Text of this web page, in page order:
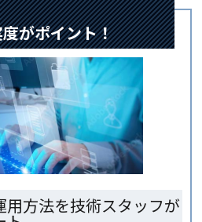
がポイント！
用方法を技術スタッフが